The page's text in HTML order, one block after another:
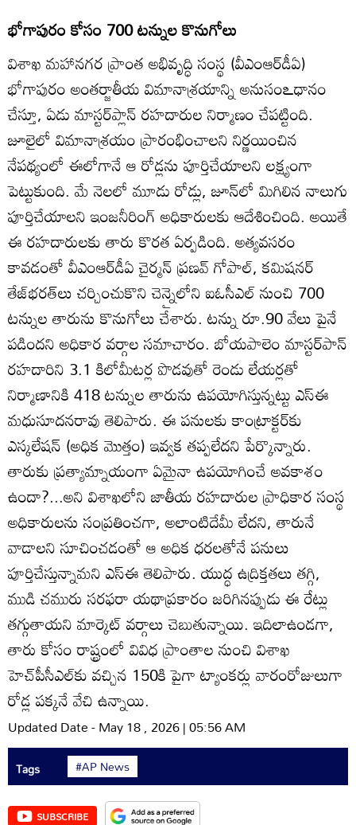
భోగాపురం కోసం 700 టన్నుల కొనుగోలు
విశాఖ మహానగర ప్రాంత అభివృద్ధి సంస్థ (వీఎంఆర్‌డీఏ)
భోగాపురం అంతర్జాతీయ విమానాశ్రయాన్ని అనుసంఽధానం
చేస్తూ, ఏడు మాస్టర్‌ప్లాన్‌ రహదారుల నిర్మాణం చేపట్టింది.
జూలైలో విమానాశ్రయం ప్రారంభించాలని నిర్ణయించిన
నేపథ్యంలో ఈలోగానే ఆ రోడ్లను పూర్తిచేయాలని లక్ష్యంగా
పెట్టుకుంది. మే నెలలో మూడు రోడ్లు, జూన్‌లో మిగిలిన నాలుగు
పూర్తిచేయాలని ఇంజనీరింగ్‌ అధికారులకు ఆదేశించింది. అయితే
ఈ రహదారులకు తారు కొరత ఏర్పడింది. అత్యవసరం
కావడంతో వీఎంఆర్‌డీఏ చైర్మన్‌ ప్రణవ్‌ గోపాల్‌, కమిషనర్‌
తేజ్‌భరత్‌లు చర్చించుకొని చెన్నైలోని ఐఓసీఎల్‌ నుంచి 700
టన్నుల తారును కొనుగోలు చేశారు. టన్ను రూ.90 వేలు పైనే
పడిందని అధికార వర్గాల సమాచారం. బోయపాలెం మాస్టర్‌పాన్‌
రహదారిని 3.1 కిలోమీటర్ల పొడవుతో రెండు లేయర్లతో
నిర్మాణానికి 418 టన్నుల తారును ఉపయోగిస్తున్నట్టు ఎస్‌ఈ
మధుసూదనరావు తెలిపారు. ఈ పనులకు కాంట్రాక్టర్‌కు
ఎస్కలేషన్‌ (అధిక మొత్తం) ఇవ్వక తప్పలేదని పేర్కొన్నారు.
తారుకు ప్రత్యామ్నాయంగా ఏమైనా ఉపయోగించే అవకాశం
ఉందా?...అని విశాఖలోని జాతీయ రహదారుల ప్రాధికార సంస్థ
అధికారులను సంప్రతించగా, అలాంటిదేమీ లేదని, తారునే
వాడాలని సూచించడంతో ఆ అధిక ధరలతోనే పనులు
పూర్తిచేస్తున్నామని ఎస్‌ఈ తెలిపారు. యుద్ధ ఉద్రిక్తతలు తగ్గి,
ముడి చమురు సరఫరా యథాప్రకారం జరిగినప్పుడు ఈ రేట్లు
తగ్గుతాయని మార్కెట్‌ వర్గాలు చెబుతున్నాయి. ఇదిలాఉండగా,
తారు కోసం రాష్ట్రంలో వివిధ ప్రాంతాల నుంచి విశాఖ
హెచ్‌పీసీఎల్‌కు వచ్చిన 150కి పైగా ట్యాంకర్లు వారంరోజులుగా
రోడ్ల పక్కనే వేచి ఉన్నాయి.
Updated Date - May 18 , 2026 | 05:56 AM
Tags #AP News
SUBSCRIBE